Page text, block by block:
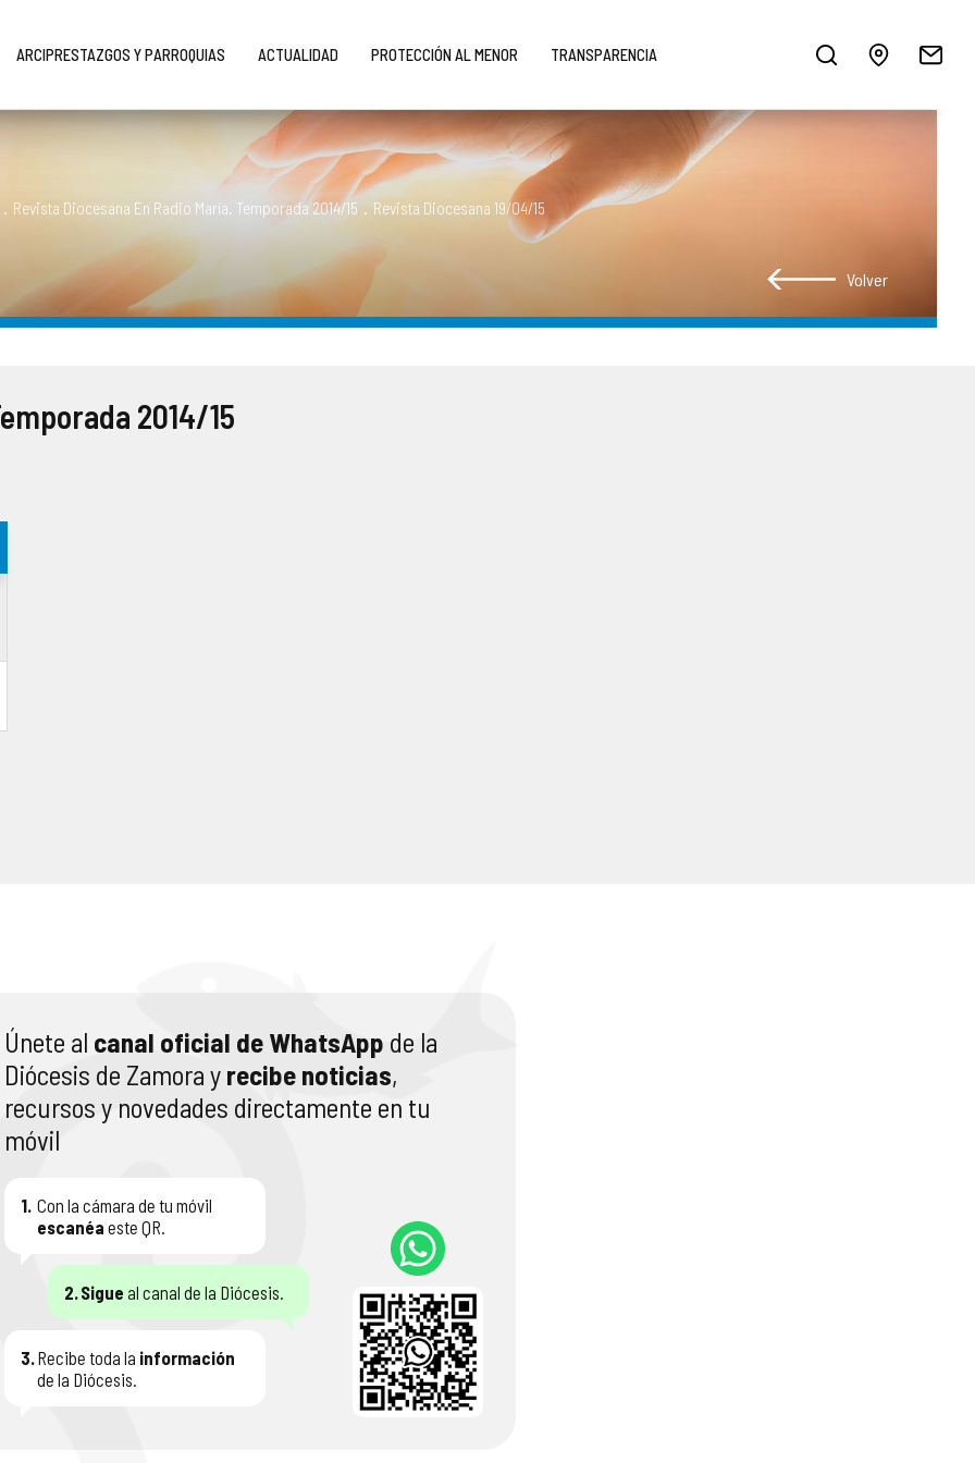
ARCIPRESTAZGOS Y PARROQUIAS ACTUALIDAD PROTECCIÓN AL MENOR TRANSPARENCIA
. Revista Diocesana En Radio María. Temporada 2014/15 . Revista Diocesana 19/04/15
Volver
2014/15
Únete al canal oficial de WhatsApp de la
Diócesis de Zamora y recibe noticias,
recursos y novedades directamente en tu
móvil
1. Con la cámara de tu móvil
escanéa este QR.
2.Sigue al canal de la Diócesis.
3.Recibe toda la información
de la Diócesis.